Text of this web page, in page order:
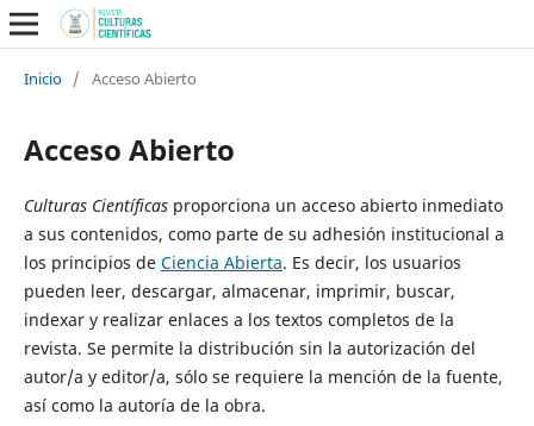
Inicio / Acceso Abierto
Acceso Abierto
Culturas Científicas proporciona un acceso abierto inmediato
a sus contenidos, como parte de su adhesión institucional a
los principios de Ciencia Abierta. Es decir, los usuarios
pueden leer, descargar, almacenar, imprimir, buscar,
indexar y realizar enlaces a los textos completos de la
revista. Se permite la distribución sin la autorización del
autor/a y editor/a, sólo se requiere la mención de la fuente,
así como la autoría de la obra.